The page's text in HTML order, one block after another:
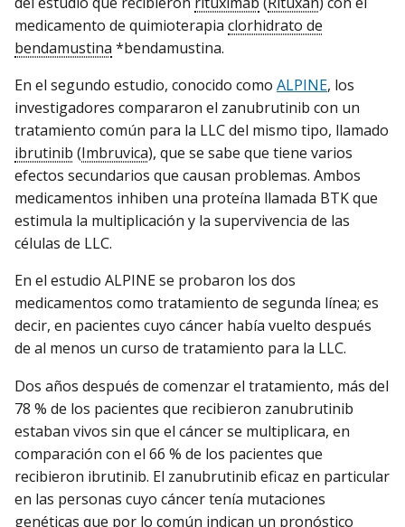
medicamento de quimioterapia clorhidrato de
bendamustina *bendamustina.
En el segundo estudio, conocido como ALPINE, los
investigadores compararon el zanubrutinib con un
tratamiento común para la LLC del mismo tipo, llamado
ibrutinib (Imbruvica), que se sabe que tiene varios
efectos secundarios que causan problemas. Ambos
medicamentos inhiben una proteína llamada BTK que
estimula la multiplicación y la supervivencia de las
células de LLC.
En el estudio ALPINE se probaron los dos
medicamentos como tratamiento de segunda línea; es
decir, en pacientes cuyo cáncer había vuelto después
de al menos un curso de tratamiento para la LLC.
Dos años después de comenzar el tratamiento, más del
78 % de los pacientes que recibieron zanubrutinib
estaban vivos sin que el cáncer se multiplicara, en
comparación con el 66 % de los pacientes que
recibieron ibrutinib. El zanubrutinib eficaz en particular
en las personas cuyo cáncer tenía mutaciones
genéticas que por lo común indican un pronóstico